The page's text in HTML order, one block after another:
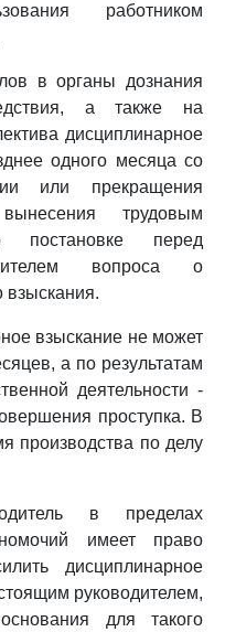
работником
в органы дознания
а также на
дисциплинарное
одного месяца со
или прекращения
трудовым
постановке перед
вопроса о
взыскания.
взыскание не может
а по результатам
деятельности -
проступка. В
производства по делу
в пределах
имеет право
дисциплинарное
руководителем,
для такого